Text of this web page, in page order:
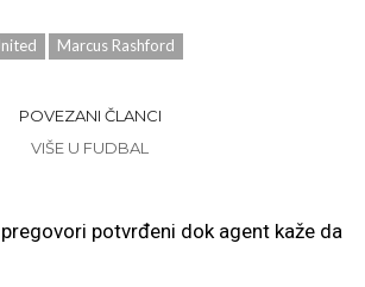
Marcus Rashford
POVEZANI ČLANCI
VIŠE U FUDBAL
potvrđeni dok agent kaže da